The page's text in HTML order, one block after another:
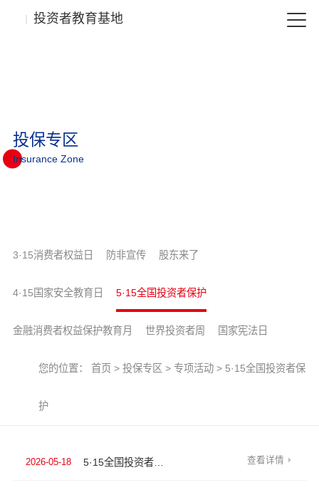
投资者教育基地
投保专区
Insurance Zone
3·15消费者权益日 防非宣传 股东来了
4·15国家安全教育日 5·15全国投资者保护
金融消费者权益保护教育月 世界投资者周 国家宪法日
您的位置： 首页> 投保专区> 专项活动> 5·15全国投资者保
护
2026-05-18 查看详情